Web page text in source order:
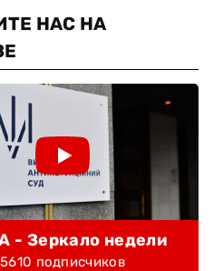
НАС НА
- Зеркало недели
5610 подписчиков